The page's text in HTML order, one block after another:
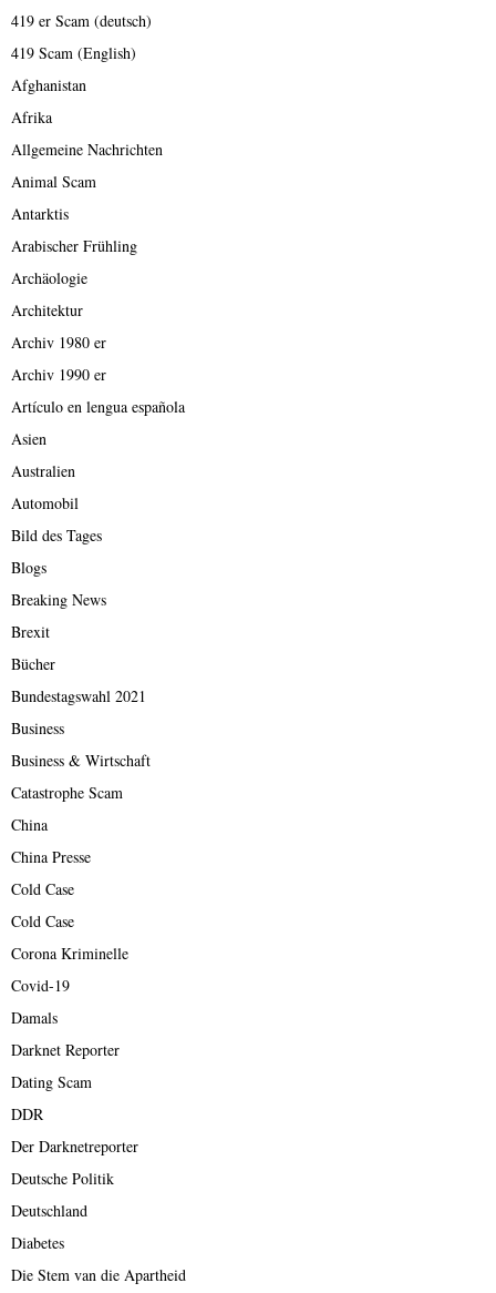
419 er Scam (deutsch)
419 Scam (English)
Afghanistan
Afrika
Allgemeine Nachrichten
Animal Scam
Antarktis
Arabischer Frühling
Archäologie
Architektur
Archiv 1980 er
Archiv 1990 er
Artículo en lengua española
Asien
Australien
Automobil
Bild des Tages
Blogs
Breaking News
Brexit
Bücher
Bundestagswahl 2021
Business
Business & Wirtschaft
Catastrophe Scam
China
China Presse
Cold Case
Cold Case
Corona Kriminelle
Covid-19
Damals
Darknet Reporter
Dating Scam
DDR
Der Darknetreporter
Deutsche Politik
Deutschland
Diabetes
Die Stem van die Apartheid